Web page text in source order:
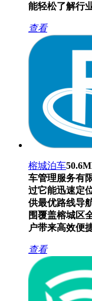
能轻松了解行
查看
榕城泊车
车管理服务有
过它能迅速定
供最优路线导
围覆盖榕城区
户带来高效便
查看